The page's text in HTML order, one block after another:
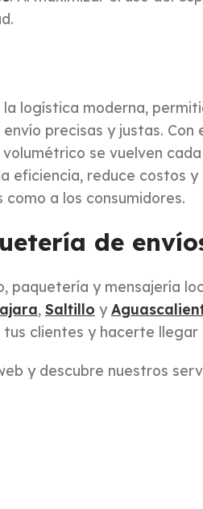
logística moderna,
precisas y justas.
se vuelven
eficiencia, reduce costos
a los consumidores.
de
paquetería y mensajería
, Saltillo y
clientes y hacerte llegar
y descubre nuestros